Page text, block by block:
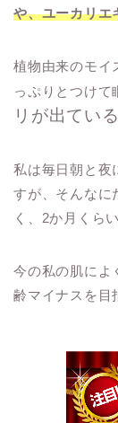
や、ユーカリエ
植物由来のモイ
っぷりとつけて
リが出てい
私は毎日朝と夜
すが、そんなに
く、2か月くら
今の私の肌によ
齢マイナスを目